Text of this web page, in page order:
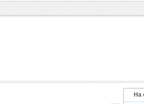
На